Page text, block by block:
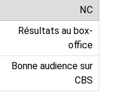
NC
Résultats au box-
office
Bonne audience sur
CBS